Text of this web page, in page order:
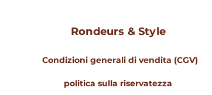
Rondeurs & Style
Condizioni generali di vendita (CGV)
politica sulla riservatezza